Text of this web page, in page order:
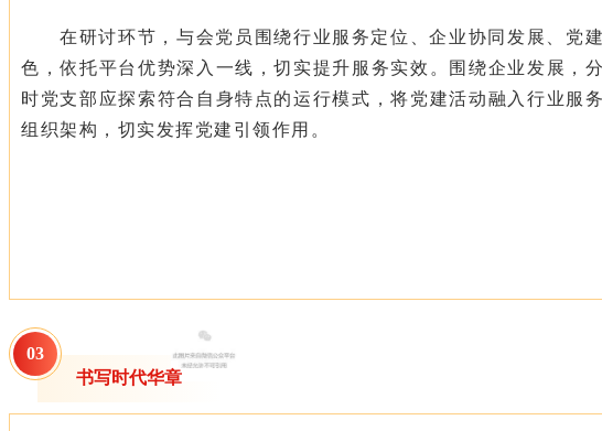
在研讨环节，与会党员围绕行业服务定位、企业协同发展、党
色，依托平台优势深入一线，切实提升服务实效。围绕企业发展，
时党支部应探索符合自身特点的运行模式，将党建活动融入行业服
组织架构，切实发挥党建引领作用。
03
书写时代华章